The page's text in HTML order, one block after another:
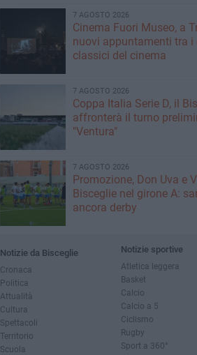
7 AGOSTO 2026
Cinema Fuori Museo, a
nuovi appuntamenti tra i
classici del cinema
7 AGOSTO 2026
Coppa Italia Serie D, il
affronterà il turno
"Ventura"
7 AGOSTO 2026
Promozione, Don Uva e
Bisceglie nel girone A:
ancora derby
Notizie da Bisceglie
Cronaca
Politica
Attualità
Cultura
Spettacoli
Territorio
Scuola
Notizie sportive
Atletica leggera
Basket
Calcio
Calcio a 5
Ciclismo
Rugby
Sport a 360°